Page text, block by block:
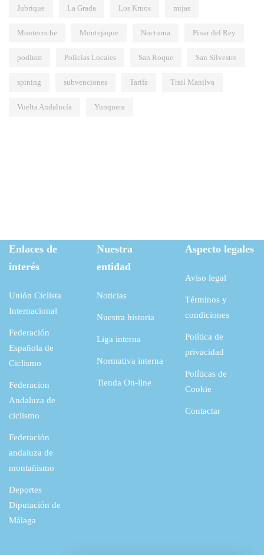
Jubrique La Grada Los Kruos mijas
Montecoche Montejaque Nocturna Pinar del Rey
podium Policias Locales San Roque San Silvestre
spining subvenciones Tarifa Trail Manilva
Vuelta Andalucía Yunquera
Enlaces de
interés
Unión Ciclista
Internacional
Federación
Española de
Ciclismo
Federacion
Andaluza de
ciclismo
Federación
andaluza de
montañismo
Deportes
Diputación de
Málaga
Nuestra
entidad
Noticias
Nuestra historia
Liga interna
Normativa interna
Tienda On-line
Aspecto legales
Aviso legal
Términos y
condiciones
Política de
privacidad
Políticas de
Cookie
Contactar